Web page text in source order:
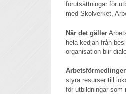
förutsättningar för
med Skolverket,
När det gäller
hela kedjan-från
organisation blir
styra resurser till
för utbildningar som